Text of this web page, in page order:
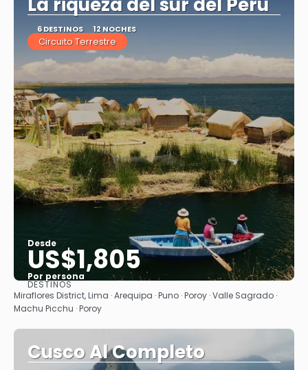
6 DESTINOS 12 NOCHES
Circuito Terrestre
Desde
US$1,805
Por persona
Ver
DESTINOS
Miraflores District, Lima · Arequipa · Puno · Poroy · Valle Sagrado ·
Machu Picchu · Poroy
Cusco Al Completo